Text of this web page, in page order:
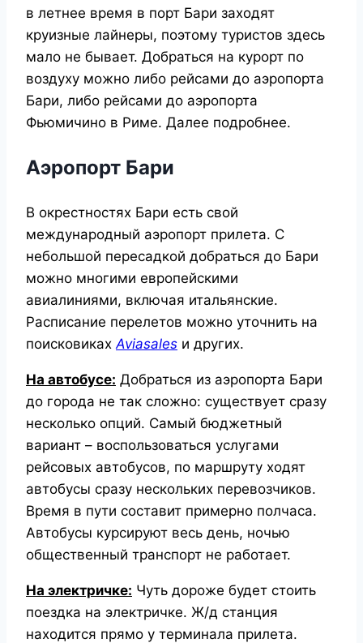
в летнее время в порт Бари заходят
круизные лайнеры, поэтому туристов здесь
мало не бывает. Добраться на курорт по
воздуху можно либо рейсами до аэропорта
Бари, либо рейсами до аэропорта
Фьюмичино в Риме. Далее подробнее.
Аэропорт Бари
В окрестностях Бари есть свой
международный аэропорт прилета. С
небольшой пересадкой добраться до Бари
можно многими европейскими
авиалиниями, включая итальянские.
Расписание перелетов можно уточнить на
поисковиках Aviasales и других.
На автобусе: Добраться из аэропорта Бари
до города не так сложно: существует сразу
несколько опций. Самый бюджетный
вариант – воспользоваться услугами
рейсовых автобусов, по маршруту ходят
автобусы сразу нескольких перевозчиков.
Время в пути составит примерно полчаса.
Автобусы курсируют весь день, ночью
общественный транспорт не работает.
На электричке: Чуть дороже будет стоить
поездка на электричке. Ж/д станция
находится прямо у терминала прилета.